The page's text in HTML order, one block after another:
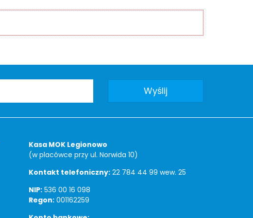
Kasa MOK Legionowo
(w placówce przy ul. Norwida 10)
Kontakt telefoniczny: 22 784 44 99 wew. 25
NIP: 536 00 16 098
Regon: 001162259